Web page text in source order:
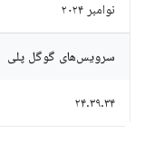
نوامبر ۲۰۲۴
سرویس‌های گوگل پلی
۲۴.۳۹.۳۴